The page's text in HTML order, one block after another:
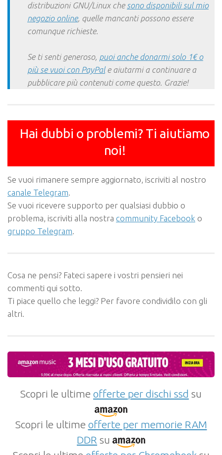
distribuzioni GNU/Linux che sono disponibili sul mio
negozio online, quelle mancanti possono essere
comunque richieste.
Se ti senti generoso, puoi anche donarmi solo 1€ o
più se vuoi con PayPale aiutarmi a continuare a
pubblicare più contenuti come questo. Grazie!
Hai dubbi o problemi? Ti aiutiamo
noi!
Se vuoi rimanere sempre aggiornato, iscriviti al nostro
canale Telegram.
Se vuoi ricevere supporto per qualsiasi dubbio o
problema, iscriviti alla nostra community Facebook o
gruppo Telegram.
Cosa ne pensi? Fateci sapere i vostri pensieri nei
commenti qui sotto.
Ti piace quello che leggi? Per favore condividilo con gli
altri.
Scopri le ultime offerte per dischi ssd su
Scopri le ultime offerte per memorie RAM
DDR su